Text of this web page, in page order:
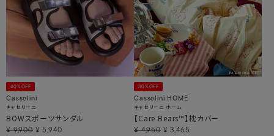
40%OFF
Casselini
キャセリーニ
BOWスポーツサンダル
¥ 9,900 ¥ 5,940
30%OFF
Casselini HOME
キャセリーニ ホーム
【Care Bears™】枕カバー
¥ 4,950 ¥ 3,465